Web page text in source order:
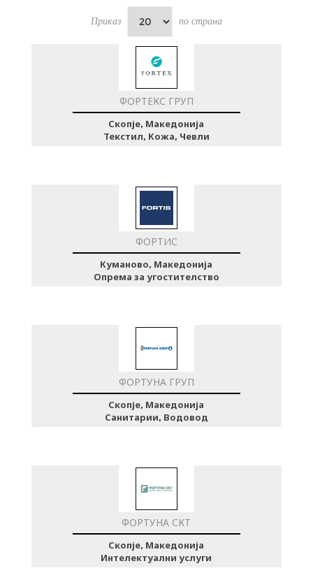
Приказ по страна
ФОРТЕКС ГРУП
Скопје, Македонија
Текстил, Кожа, Чевли
ФОРТИС
Куманово, Македонија
Опрема за угостителство
ФОРТУНА ГРУП
Скопје, Македонија
Санитарии, Водовод
ФОРТУНА СКТ
Скопје, Македонија
Интелектуални услуги